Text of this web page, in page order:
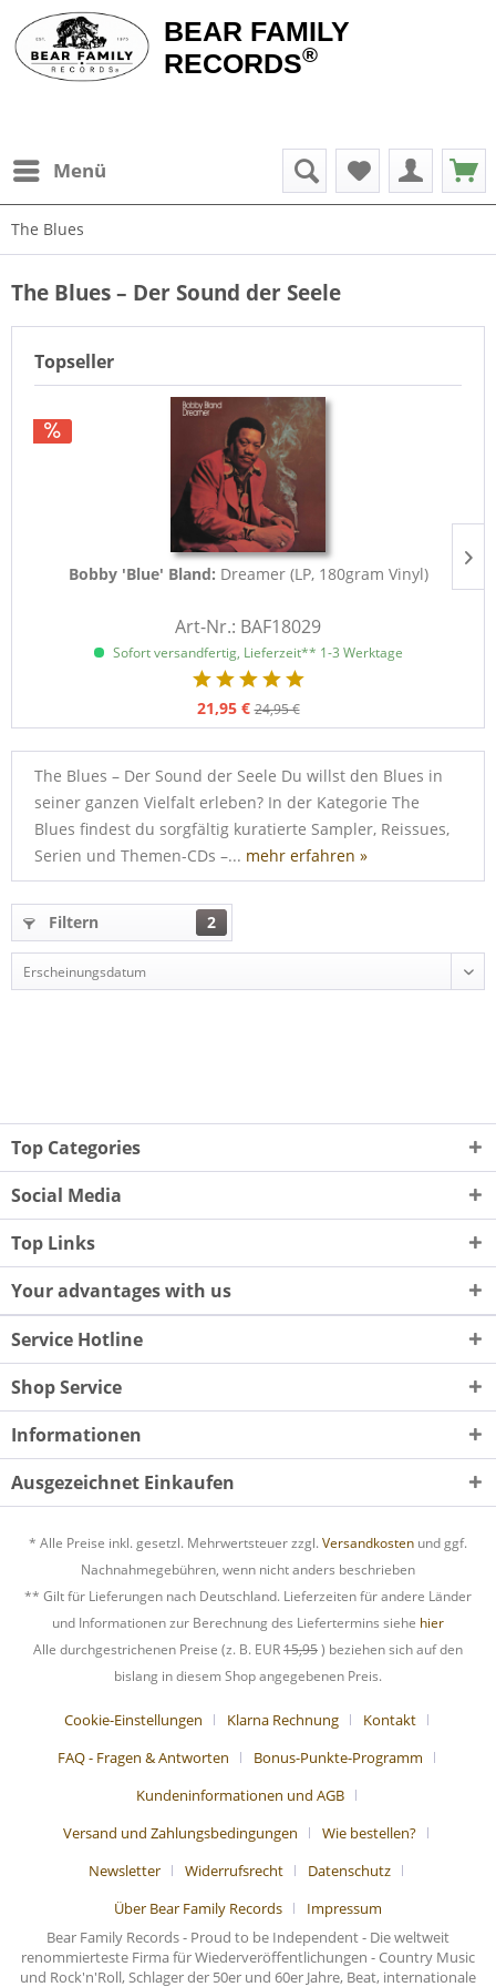
BEAR FAMILY
RECORDS®
Menü
The Blues
The Blues – Der Sound der Seele
Topseller
Bobby 'Blue' Bland: Dreamer (LP, 180gram Vinyl)
Art-Nr.: BAF18029
Sofort versandfertig, Lieferzeit** 1-3 Werktage
21,95 € 24,95 €
The Blues – Der Sound der Seele Du willst den Blues in
seiner ganzen Vielfalt erleben? In der Kategorie The
Blues findest du sorgfältig kuratierte Sampler, Reissues,
Serien und Themen-CDs –... mehr erfahren »
Filtern 2
Top Categories
Social Media
Top Links
Your advantages with us
Service Hotline
Shop Service
Informationen
Ausgezeichnet Einkaufen
* Alle Preise inkl. gesetzl. Mehrwertsteuer zzgl. Versandkosten und ggf.
Nachnahmegebühren, wenn nicht anders beschrieben
** Gilt für Lieferungen nach Deutschland. Lieferzeiten für andere Länder
und Informationen zur Berechnung des Liefertermins siehe hier
Alle durchgestrichenen Preise (z. B. EUR15,95) beziehen sich auf den
bislang in diesem Shop angegebenen Preis.
Cookie-Einstellungen Klarna Rechnung
Kontakt
FAQ - Fragen & Antworten
Bonus-Punkte-Programm
Kundeninformationen und AGB
Versand und Zahlungsbedingungen
Wie bestellen?
Newsletter
Widerrufsrecht
Datenschutz
Über Bear Family Records
Impressum
Bear Family Records - Proud to be Independent - Die weltweit
renommierteste Firma für Wiederveröffentlichungen - Country Music
und Rock'n'Roll, Schlager der 50er und 60er Jahre, Beat, internationale